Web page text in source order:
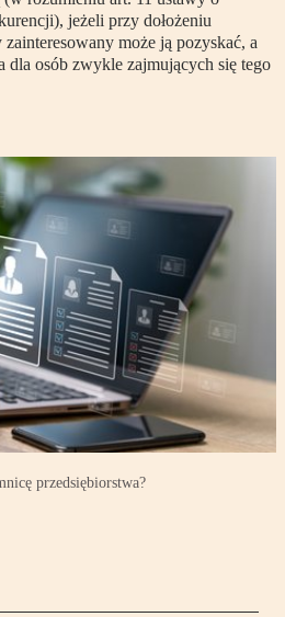
jeżeli przy dołożeniu
może ją pozyskać, a
dla osób zwykle zajmujących się tego
przedsiębiorstwa?